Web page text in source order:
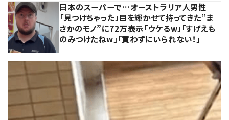
日本のスーパーで…オーストラリア人男性
「見つけちゃった」目を輝かせて持ってきた”ま
さかのモノ”に72万表示「ウケるw」「すげえも
のみつけたねw」「買わずにいられない！」